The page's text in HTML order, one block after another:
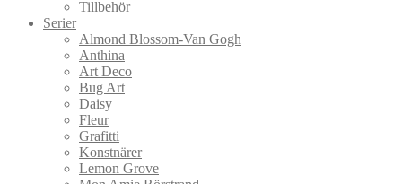
Tillbehör
Serier
Almond Blossom-Van Gogh
Anthina
Art Deco
Bug Art
Daisy
Fleur
Grafitti
Konstnärer
Lemon Grove